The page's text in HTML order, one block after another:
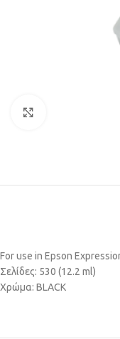
For use in Epson
Σελίδες: 530 (12.2 ml)
Χρώμα: BLACK